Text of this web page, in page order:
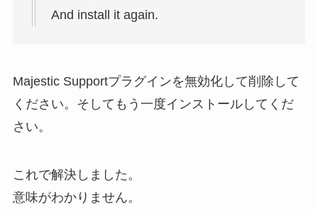
And install it again.
Majestic Supportプラグインを無効化して削除して
ください。そしてもう一度インストールしてくだ
さい。
これで解決しました。
意味がわかりません。